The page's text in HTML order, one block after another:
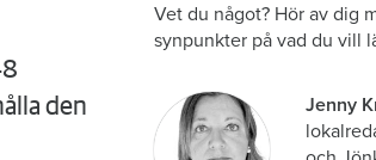
den
Vet du något? Hör av dig
synpunkter på vad du vill
Jenny